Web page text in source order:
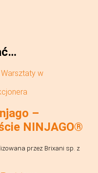
–
NINJAGO®
przez Brixani sp. z